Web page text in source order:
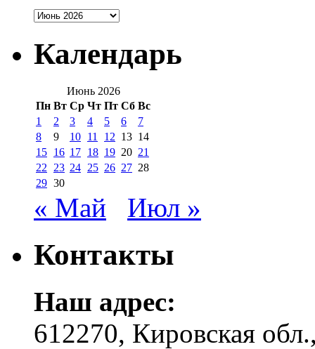
Архивы
Календарь
Июнь 2026
Пн Вт Ср Чт Пт Сб Вс
1
2 3 4 5 6
7
8
9 10 11 12 13 14
15 16 17 18 19 20 21
22
23 24 25 26 27 28
29 30
« Май Июл »
Контакты
Наш адрес:
612270, Кировская